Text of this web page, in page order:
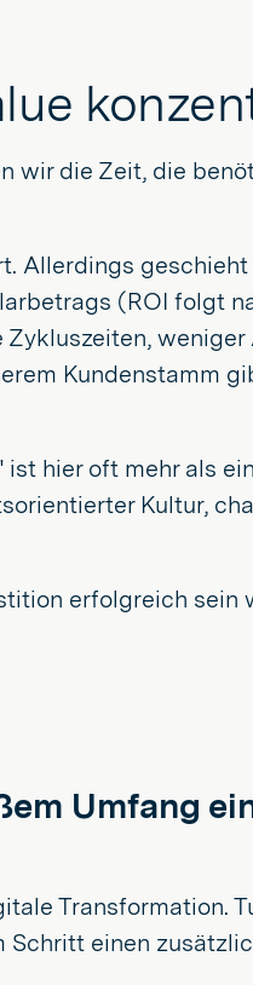
wir die Zeit, die
Allerdings
(ROI folgt
Kundenstamm
hier oft mehr als
Kultur,
erfolgreich sein
Umfang
Transformation.
Schritt einen